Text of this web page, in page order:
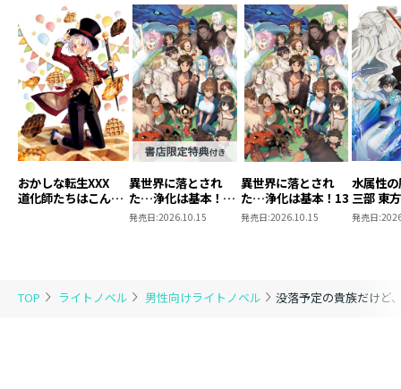
TOP ライトノベル 男性向けライトノベル 没落予定の貴族だけど
おかしな転生XXX
道化師たちはこんが
異世界に落とされ
た…浄化は基本！
13【ピッコマ限定
SS付き】
発売日:2026.10.15
異世界に落とされ
た…浄化は基本！13
発売日:2026.10.15
水属性
三部 東
発売日: